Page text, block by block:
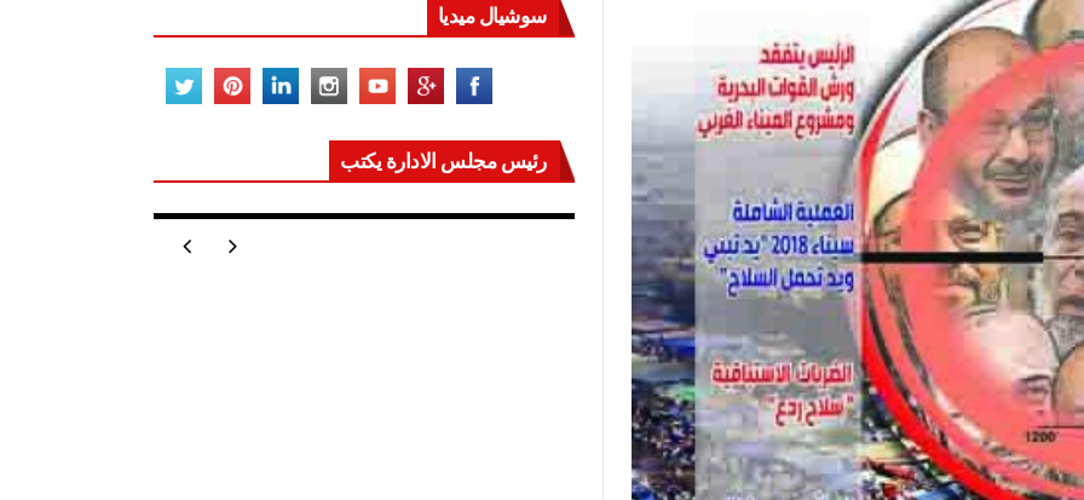
سوشيال ميديا
رئيس مجلس الادارة يكتب
مصر تعيد للعالم اتزانه أكتوبر «النصر» و«المجلة»